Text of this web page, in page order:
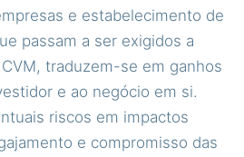
e estabelecimento de
passam a ser exigidos a
traduzem-se em ganhos
e ao negócio em si.
riscos em impactos
e compromisso das